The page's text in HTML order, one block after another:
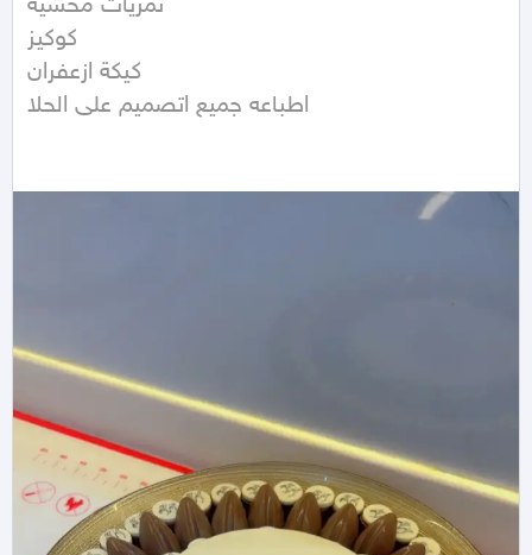
تمريات محشيه
كوكيز
كيكة ازعفران
اطباعه جميع اتصميم على الحلا